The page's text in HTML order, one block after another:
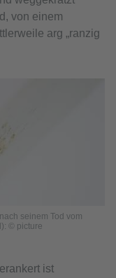
von einem
arg „ranzig
seinem Tod vom
© picture
ist